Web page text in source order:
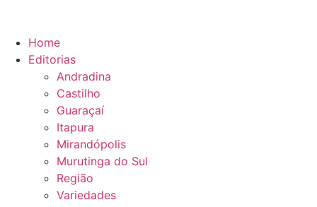
conteúdo
Home
Editorias
Andradina
Castilho
Guaraçaí
Itapura
Mirandópolis
Murutinga do Sul
Região
Variedades